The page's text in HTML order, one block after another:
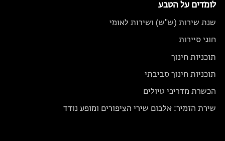
לומדים על הטבע
שנת שירות (ש"ש) ושירות לאומי
חוגי סיירות
תוכניות חינוך
תוכניות חינוך סביבתי
הכשרת מדריכי טיולים
שירת הזמיר: אלבום שירי הציפורים ומופע נודד